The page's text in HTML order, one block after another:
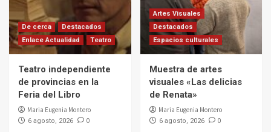
De cerca
Destacados
Enlace Actualidad
Teatro
Teatro independiente
de provincias en la
Feria del Libro
Maria Eugenia Montero
6 agosto, 2026 0
Artes Visuales
Destacados
Espacios culturales
Muestra de artes
visuales «Las delicias
de Renata»
Maria Eugenia Montero
6 agosto, 2026 0